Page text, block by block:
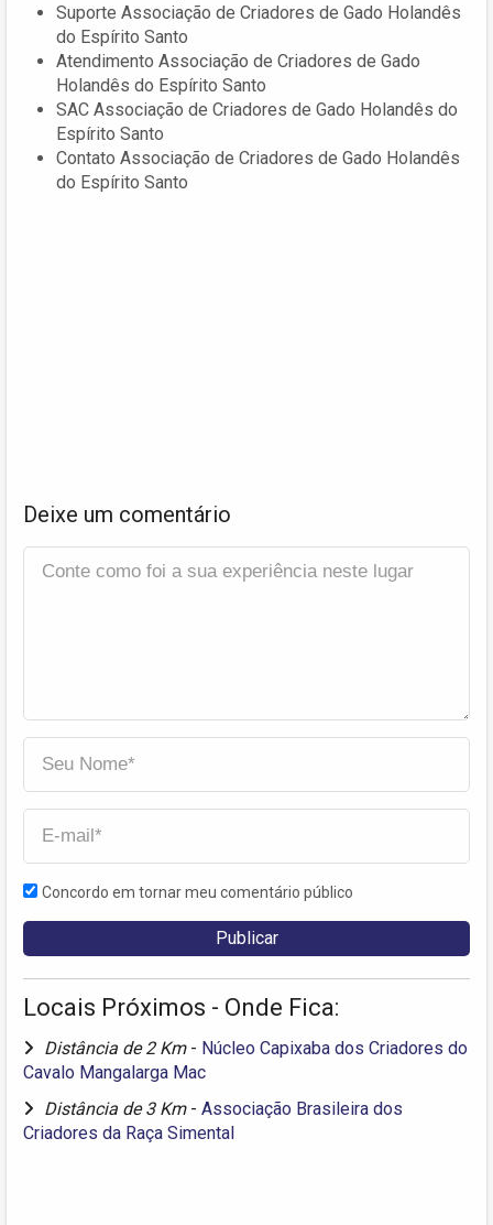
Suporte Associação de Criadores de Gado Holandês
do Espírito Santo
Atendimento Associação de Criadores de Gado
Holandês do Espírito Santo
SAC Associação de Criadores de Gado Holandês do
Espírito Santo
Contato Associação de Criadores de Gado Holandês
do Espírito Santo
Deixe um comentário
Concordo em tornar meu comentário público
Locais Próximos - Onde Fica:
Distância de 2 Km - Núcleo Capixaba dos Criadores do
Cavalo Mangalarga Mac
Distância de 3 Km - Associação Brasileira dos
Criadores da Raça Simental